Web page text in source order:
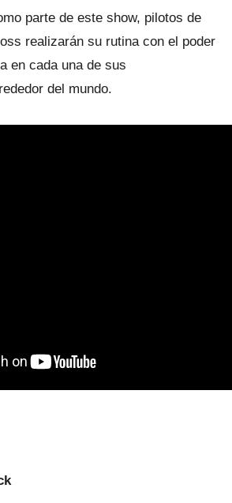
parte de este show, pilotos de
realizarán su rutina con el poder
en cada una de sus
del mundo.